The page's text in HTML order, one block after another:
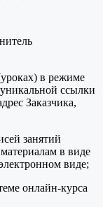
в режиме
ссылки
Заказчика,
занятий
в виде
виде;
онлайн-курса